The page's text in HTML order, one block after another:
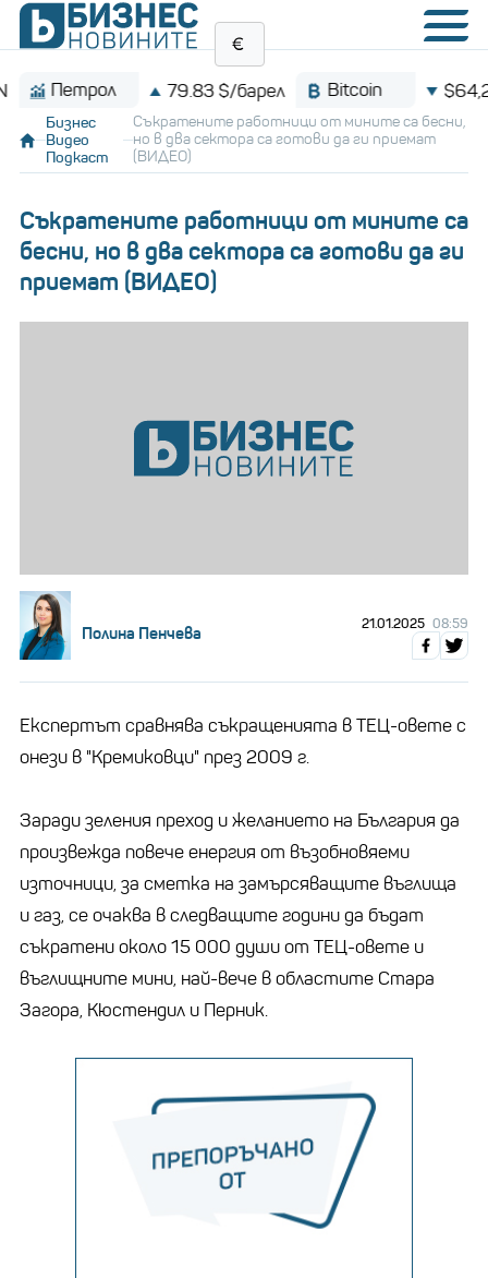
79.83 $/барел Bitcoin $64,210.0
Бизнес
Видео
Подкаст
Съкратените работници от мините са бесни,
но в два сектора са готови да ги приемат
(ВИДЕО)
Съкратените работници от мините са
бесни, но в два сектора са готови да ги
приемат (ВИДЕО)
Полина Пенчева 21.01.2025 08:59
Експертът сравнява съкращенията в ТЕЦ-овете с
онези в "Кремиковци" през 2009 г.
Заради зеления преход и желанието на България да
произвежда повече енергия от възобновяеми
източници, за сметка на замърсяващите въглища
и газ, се очаква в следващите години да бъдат
съкратени около 15 000 души от ТЕЦ-овете и
въглищните мини, най-вече в областите Стара
Загора, Кюстендил и Перник.